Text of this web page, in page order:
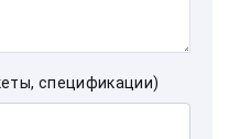
спецификации)